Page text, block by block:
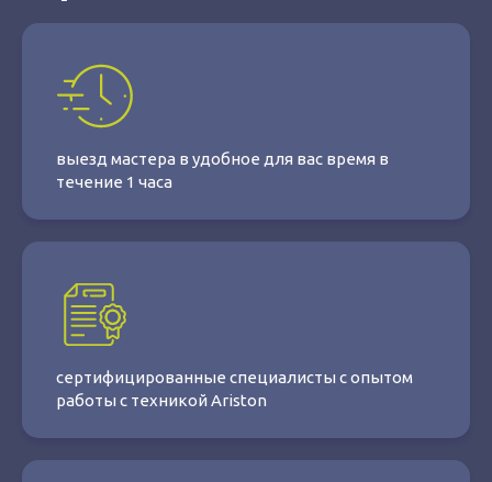
выезд мастера в удобное для вас время в
течение 1 часа
сертифицированные специалисты с опытом
работы с техникой Ariston